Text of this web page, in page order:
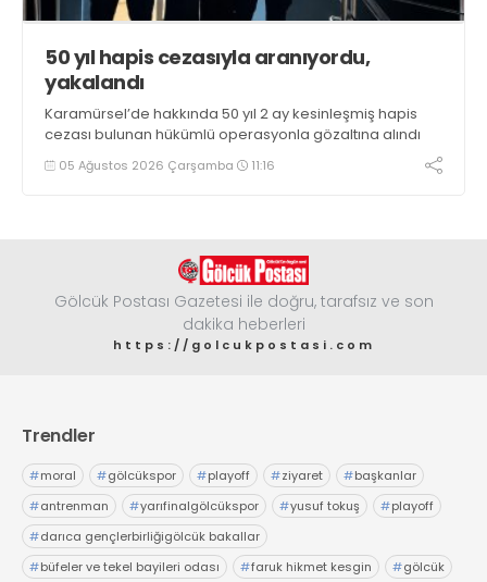
50 yıl hapis cezasıyla aranıyordu,
yakalandı
Karamürsel’de hakkında 50 yıl 2 ay kesinleşmiş hapis
cezası bulunan hükümlü operasyonla gözaltına alındı
05 Ağustos 2026 Çarşamba 11:16
Gölcük Postası Gazetesi ile doğru, tarafsız ve son
dakika heberleri
https://golcukpostasi.com
Trendler
#moral #gölcükspor #playoff #ziyaret #başkanlar
#antrenman #yarıfinalgölcükspor #yusuf tokuş #playoff
#darıca gençlerbirliğigölcük bakallar
#büfeler ve tekel bayileri odası #faruk hikmet kesgin #gölcük